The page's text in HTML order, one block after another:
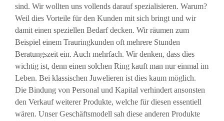
sind. Wir wollten uns vollends darauf spezialisieren. Warum?
Weil dies Vorteile für den Kunden mit sich bringt und wir
damit einen speziellen Bedarf decken. Wir räumen zum
Beispiel einem Trauringkunden oft mehrere Stunden
Beratungszeit ein. Auch mehrfach. Wir denken, dass dies
wichtig ist, denn einen solchen Ring kauft man nur einmal im
Leben. Bei klassischen Juwelieren ist dies kaum möglich.
Die Bindung von Personal und Kapital verhindert ansonsten
den Verkauf weiterer Produkte, welche für diesen essentiell
wären. Unser Geschäftsmodell sah diese anderen Produkte